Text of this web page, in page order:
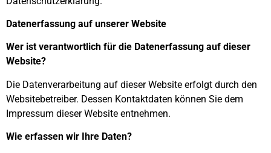
Datenerfassung auf unserer Website
Wer ist verantwortlich für die Datenerfassung auf dieser
Website?
Die Datenverarbeitung auf dieser Website erfolgt durch den
Websitebetreiber. Dessen Kontaktdaten können Sie dem
Impressum dieser Website entnehmen.
Wie erfassen wir Ihre Daten?